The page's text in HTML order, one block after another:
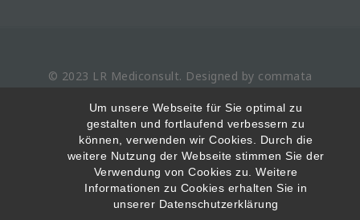
Um unsere Webseite für Sie optimal zu
gestalten und fortlaufend verbessern zu
können, verwenden wir Cookies. Durch die
weitere Nutzung der Webseite stimmen Sie der
Verwendung von Cookies zu. Weitere
Informationen zu Cookies erhalten Sie in
unserer Datenschutzerklärung
© 2023 LR Mediconsult. Designed by commata
Deutsch(Nemčina) Български(Bulharčina
Română(Rumunčina ) Русский (Ruština
Slovenčina
Magyar(Maďarčina